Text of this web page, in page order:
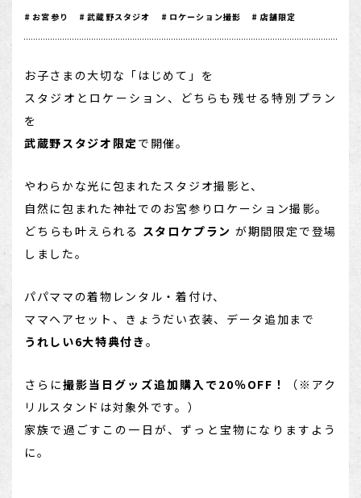
家族写真・記念写真
誕生日
100日祝い・お食い初め
桃の節句・端午の節句
ロケーション撮影・カメラマン
子供の写真撮影・スタジオフォト
赤ちゃん撮影・ベビーフォト
店舗を探す
お宮参り 武蔵野スタジオ ロケーション撮影 店舗限定
お子さまの大切な「はじめて」を
スタジオとロケーション、どちらも残せる特別プラン
を
武蔵野スタジオ限定 で開催。
やわらかな光に包まれたスタジオ撮影と、
自然に包まれた神社でのお宮参りロケーション撮影。
どちらも叶えられる スタロケプラン が期間限定で登場
しました。
パパママの着物レンタル・着付け、
ママヘアセット、きょうだい衣装、データ追加まで
うれしい6大特典付き 。
さらに撮影当日グッズ追加購入で20％OFF！
（※アク
リルスタンドは対象外です。）
家族で過ごすこの一日が、ずっと宝物になりますよう
に。